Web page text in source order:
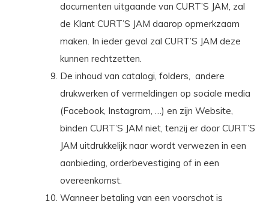
documenten uitgaande van CURT’S JAM, zal
de Klant CURT’S JAM daarop opmerkzaam
maken. In ieder geval zal CURT’S JAM deze
kunnen rechtzetten.
De inhoud van catalogi, folders, andere
drukwerken of vermeldingen op sociale media
(Facebook, Instagram, …) en zijn Website,
binden CURT’S JAM niet, tenzij er door CURT’S
JAM uitdrukkelijk naar wordt verwezen in een
aanbieding, orderbevestiging of in een
overeenkomst.
Wanneer betaling van een voorschot is